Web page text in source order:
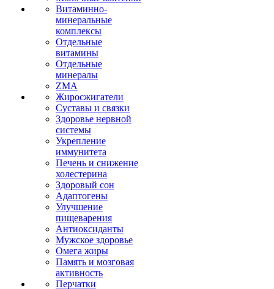
Витаминно-
минеральные
комплексы
Отдельные
витамины
Отдельные
минералы
ZMA
Жиросжигатели
Суставы и связки
Здоровье нервной
системы
Укрепление
иммунитета
Печень и снижение
холестерина
Здоровый сон
Адаптогены
Улучшение
пищеварения
Антиоксиданты
Мужское здоровье
Омега жиры
Память и мозговая
активность
Перчатки